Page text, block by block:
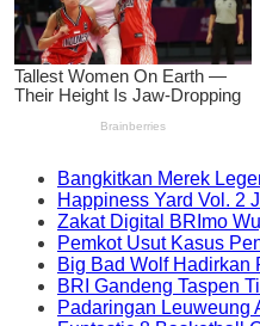
Bangkitkan Merek
Happiness Yard Vol. 2
Zakat Digital BRImo
Pemkot Usut Kasus
Big Bad Wolf Hadirkan
BRI Gandeng Taspen
Padaringan Leuweung